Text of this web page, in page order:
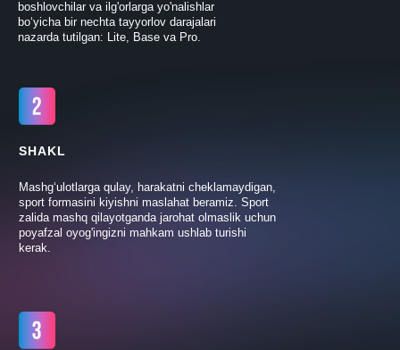
boshlovchilar va ilg'orlarga yo'nalishlar
bo‘yicha bir nechta tayyorlov darajalari
nazarda tutilgan: Lite, Base va Pro.
Mashg‘ulotlarga qulay, harakatni cheklamaydigan,
sport formasini kiyishni maslahat beramiz. Sport
zalida mashq qilayotganda jarohat olmaslik uchun
poyafzal oyog'ingizni mahkam ushlab turishi
kerak.
SHAKL